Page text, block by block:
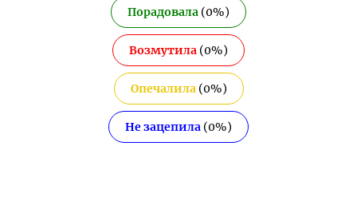
Порадовала (0%)
Возмутила (0%)
Опечалила(0%)
Не зацепила (0%)